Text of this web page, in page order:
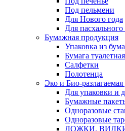
Под пельмени
Для Нового года
Для пасхального
Бумажная продукция
Упаковка из
Бумага туалетная
Салфетки
Полотенца
Эко и Био-разлагаемая
Для упаковки и
Бумажные
Одноразовые
Одноразовые
ЛОЖКИ,